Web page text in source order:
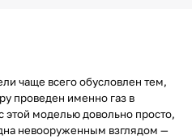
чаще всего обусловлен тем,
проведен именно газ в
этой моделью довольно просто,
невооруженным взглядом —